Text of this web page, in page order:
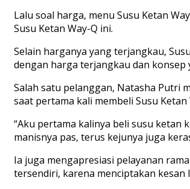
Lalu soal harga, menu Susu Ketan
Susu Ketan Way-Q ini.
Selain harganya yang terjangkau,
dengan harga terjangkau dan konsep
Salah satu pelanggan, Natasha Putri
saat pertama kali membeli Susu Ketan
“Aku pertama kalinya beli susu ketan
manisnya pas, terus kejunya juga
Ia juga mengapresiasi pelayanan
tersendiri, karena menciptakan